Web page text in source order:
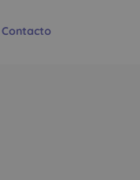
Contacto